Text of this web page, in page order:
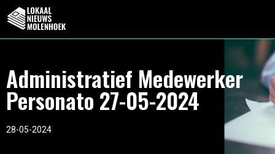
Administratief Medewerker
Personato 27-05-2024
28-05-2024